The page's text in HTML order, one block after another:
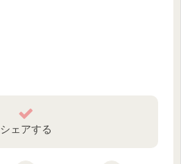
シェアする